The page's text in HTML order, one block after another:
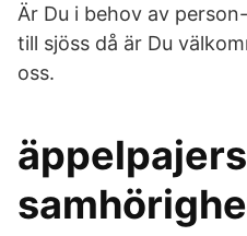
Är Du i behov av
till sjöss då är Du
oss.